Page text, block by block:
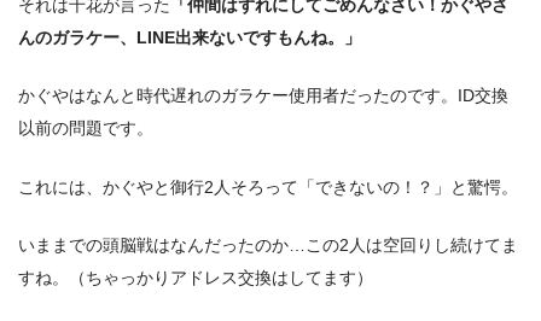
それは千花が言った
「仲間はずれにしてごめんなさい！かぐやさ
んのガラケー、LINE出来ないですもんね。」
かぐやはなんと時代遅れのガラケー使用者だったのです。ID交換
以前の問題です。
これには、かぐやと御行2人そろって「できないの！？」と驚愕。
いままでの頭脳戦はなんだったのか…この2人は空回りし続けてま
すね。（ちゃっかりアドレス交換はしてます）